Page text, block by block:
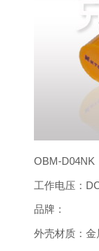
OBM-D04NK
工作电压：
品牌：
外壳材质：金